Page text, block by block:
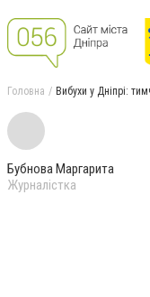
Головна Вибухи у Дніпрі:
Бубнова Маргарита
Журналістка